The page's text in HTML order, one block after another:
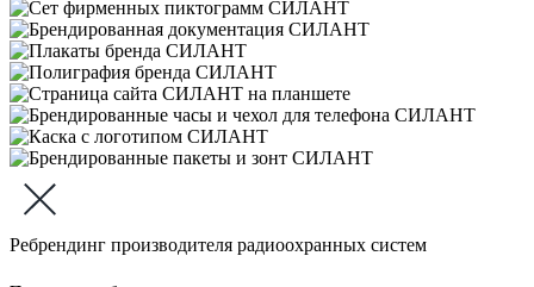
Ребрендинг производителя радиоохранных систем